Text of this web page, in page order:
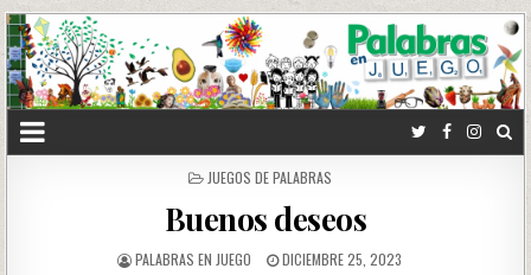
POSTED
JUEGOS DE PALABRAS
Buenos deseos
PALABRAS EN JUEGO DICIEMBRE 25, 2023